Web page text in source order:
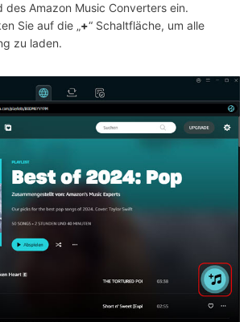
des Amazon Music Converters ein.
Sie auf die „+“ Schaltfläche, um alle
zu laden.